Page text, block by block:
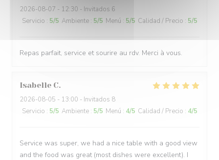
2026-08-07 - 12:30 - Invitados 6
Servicio : 5/5 Ambiente : 5/5 Menú : 5/5 Calidad / Precio : 5/5
Repas parfait, service et sourire au rdv. Merci à vous.
Isabelle C
2026-08-05 - 13:00 - Invitados 8
Servicio : 5/5 Ambiente : 5/5 Menú : 4/5 Calidad / Precio : 4/5
Service was super, we had a nice table with a good view
and the food was great (most dishes were excellent). I